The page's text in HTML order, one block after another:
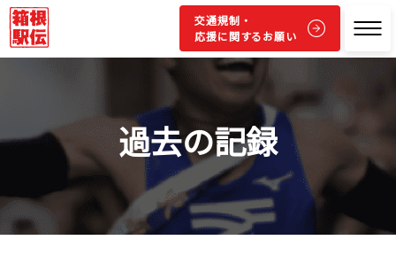
交通規制・
応援に関するお願い
過去の記録